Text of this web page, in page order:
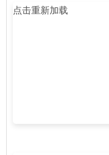
点击重新加载